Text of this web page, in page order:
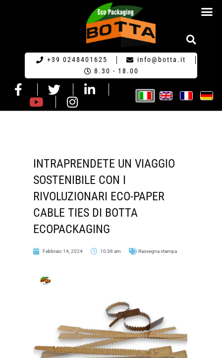
+39 0248401625
info@botta.it
8.30 - 18.00
INTRAPRENDETE UN VIAGGIO
SOSTENIBILE CON I
RIVOLUZIONARI ECO-PAPER
CABLE TIES DI BOTTA
ECOPACKAGING
Febbraio 14, 2024 10:38 am Rassegna stampa